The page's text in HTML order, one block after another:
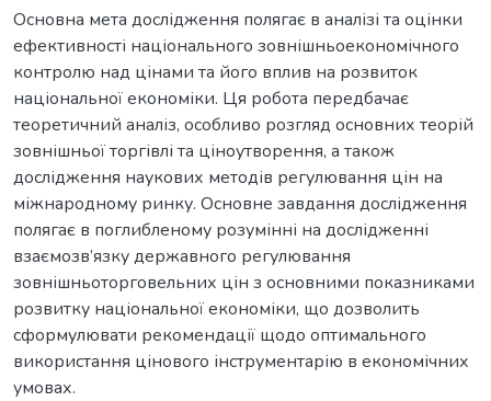
Основна мета дослідження полягає в аналізі та оцінки
ефективності національного зовнішньоекономічного
контролю над цінами та його вплив на розвиток
національної економіки. Ця робота передбачає
теоретичний аналіз, особливо розгляд основних теорій
зовнішньої торгівлі та ціноутворення, а також
дослідження наукових методів регулювання цін на
міжнародному ринку. Основне завдання дослідження
полягає в поглибленому розумінні на дослідженні
взаємозв’язку державного регулювання
зовнішньоторговельних цін з основними показниками
розвитку національної економіки, що дозволить
сформулювати рекомендації щодо оптимального
використання цінового інструментарію в економічних
умовах.